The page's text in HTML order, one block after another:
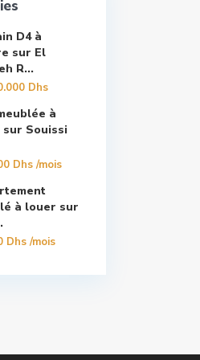
D4 à
sur El
R...
Dhs
à
Souissi
Dhs/mois
à louer sur
Dhs/mois